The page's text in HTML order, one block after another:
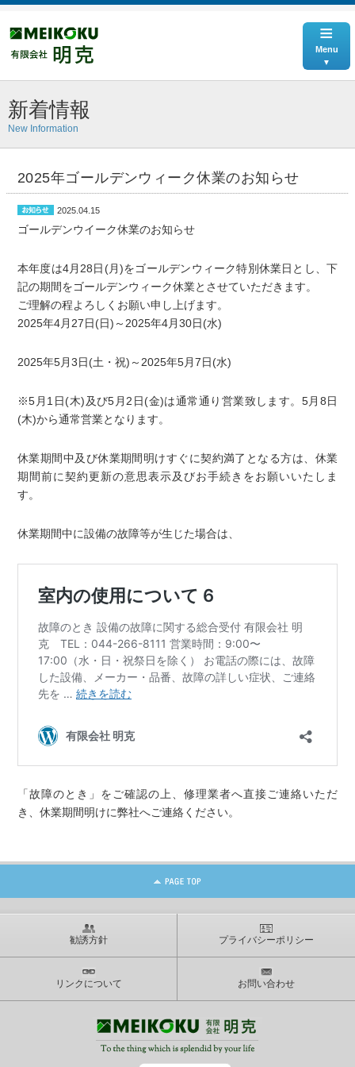
≡
Menu
新着情報
New Information
2025年ゴールデンウィーク休業のお知らせ
2025.04.15
ゴールデンウイーク休業のお知らせ
本年度は4月28日(月)をゴールデンウィーク特別休業日とし、下
記の期間をゴールデンウィーク休業とさせていただきます。
ご理解の程よろしくお願い申し上げます。
2025年4月27日(日)～2025年4月30日(水)
2025年5月3日(土・祝)～2025年5月7日(水)
※5月1日(木)及び5月2日(金)は通常通り営業致します。5月8日
(木)から通常営業となります。
休業期間中及び休業期間明けすぐに契約満了となる方は、休業
期間前に契約更新の意思表示及びお手続きをお願いいたしま
す。
休業期間中に設備の故障等が生じた場合は、
「故障のとき」をご確認の上、修理業者へ直接ご連絡いただ
き、休業期間明けに弊社へご連絡ください。
勧誘方針 プライバシーポリシー
リンクについて お問い合わせ